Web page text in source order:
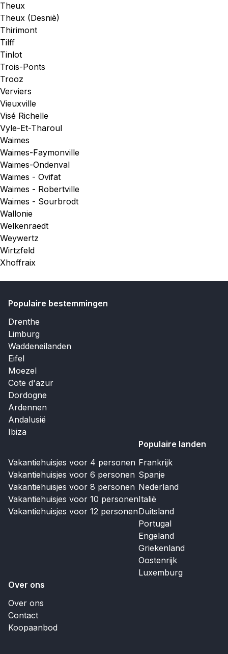
Theux
Theux (Desniè)
Thirimont
Tilff
Tinlot
Trois-Ponts
Trooz
Verviers
Vieuxville
Visé Richelle
Vyle-Et-Tharoul
Waimes
Waimes-Faymonville
Waimes-Ondenval
Waimes - Ovifat
Waimes - Robertville
Waimes - Sourbrodt
Wallonie
Welkenraedt
Weywertz
Wirtzfeld
Xhoffraix
Populaire bestemmingen
Drenthe
Limburg
Waddeneilanden
Eifel
Moezel
Cote d'azur
Dordogne
Ardennen
Andalusië
Ibiza
Vakantiehuisjes voor 4 personen
Vakantiehuisjes voor 6 personen
Vakantiehuisjes voor 8 personen
Vakantiehuisjes voor 10 personen
Vakantiehuisjes voor 12 personen
Populaire landen
Frankrijk
Spanje
Nederland
Italië
Duitsland
Portugal
Engeland
Griekenland
Oostenrijk
Luxemburg
Over ons
Over ons
Contact
Koopaanbod